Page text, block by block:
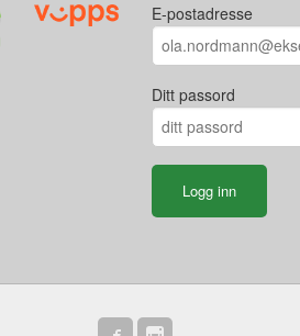
E-postadresse
Ditt passord